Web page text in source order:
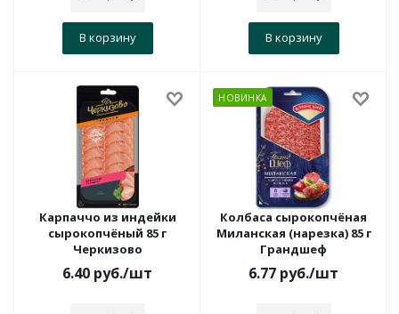
В корзину В корзину
Карпаччо из индейки
сырокопчёный 85 г
Черкизово
6.40 руб./шт
НОВИНКА
Колбаса сырокопчёная
Миланская (нарезка) 85 г
Грандшеф
6.77 руб./шт